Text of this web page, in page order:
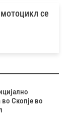
се
во Скопје во